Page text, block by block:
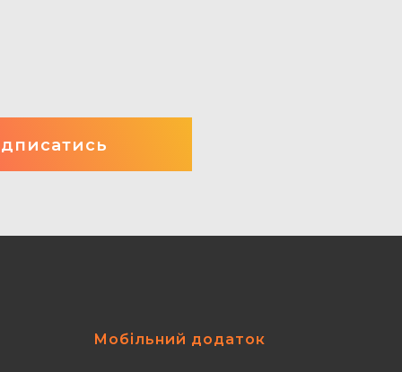
Мобільний додаток